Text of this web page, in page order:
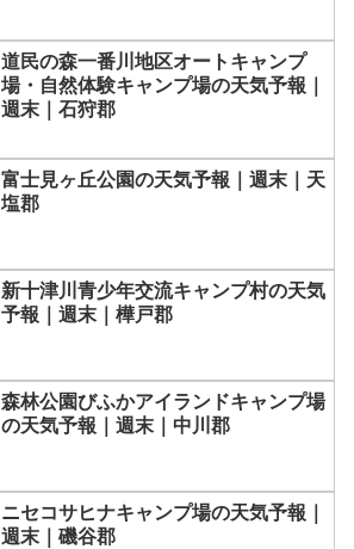
道民の森一番川地区オートキャンプ
場・自然体験キャンプ場の天気予報｜
週末｜石狩郡
富士見ヶ丘公園の天気予報｜週末｜天
塩郡
新十津川青少年交流キャンプ村の天気
予報｜週末｜樺戸郡
森林公園びふかアイランドキャンプ場
の天気予報｜週末｜中川郡
ニセコサヒナキャンプ場の天気予報｜
週末｜磯谷郡